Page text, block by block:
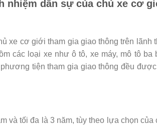
nhiệm dân sự của chủ xe cơ
xe cơ giới tham gia giao thông trên lãnh
các loại xe như ô tô, xe máy, mô tô
tiện tham gia giao thông đều
và tối đa là 3 năm, tùy theo lựa chọn